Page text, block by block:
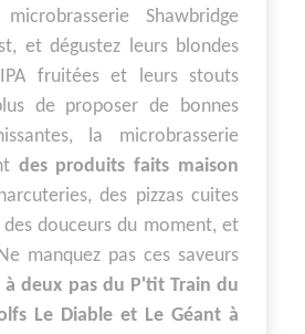
Shawbridge
et dégustez leurs blondes
fruitées et leurs stouts
de proposer de bonnes
la microbrasserie
des produits faits maison
des pizzas cuites
douceurs du moment, et
manquez pas ces saveurs
à deux pas du P'tit Train du
Le Diable et Le Géant à